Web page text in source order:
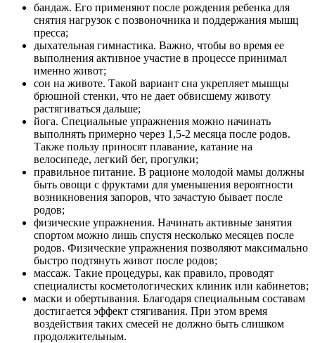
бандаж. Его применяют после рождения ребенка для
снятия нагрузок с позвоночника и поддержания мышц
пресса;
дыхательная гимнастика. Важно, чтобы во время ее
выполнения активное участие в процессе принимал
именно живот;
сон на животе. Такой вариант сна укрепляет мышцы
брюшной стенки, что не дает обвисшему животу
растягиваться дальше;
йога. Специальные упражнения можно начинать
выполнять примерно через 1,5-2 месяца после родов.
Также пользу приносят плавание, катание на
велосипеде, легкий бег, прогулки;
правильное питание. В рационе молодой мамы должны
быть овощи с фруктами для уменьшения вероятности
возникновения запоров, что зачастую бывает после
родов;
физические упражнения. Начинать активные занятия
спортом можно лишь спустя несколько месяцев после
родов. Физические упражнения позволяют максимально
быстро подтянуть живот после родов;
массаж. Такие процедуры, как правило, проводят
специалисты косметологических клиник или кабинетов;
маски и обертывания. Благодаря специальным составам
достигается эффект стягивания. При этом время
воздействия таких смесей не должно быть слишком
продолжительным.